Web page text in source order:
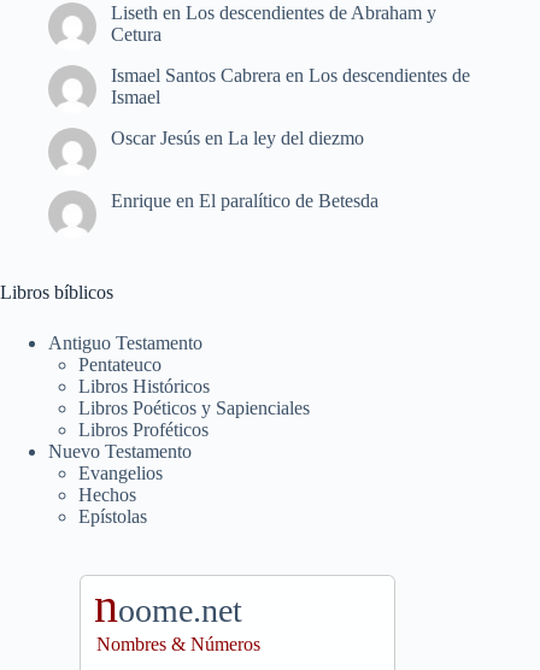
Liseth en Los descendientes de Abraham y
Cetura
Ismael Santos Cabrera en Los descendientes de
Ismael
Oscar Jesús en La ley del diezmo
Enrique en El paralítico de Betesda
Libros bíblicos
Antiguo Testamento
Pentateuco
Libros Históricos
Libros Poéticos y Sapienciales
Libros Proféticos
Nuevo Testamento
Evangelios
Hechos
Epístolas
noome.net
Nombres & Números